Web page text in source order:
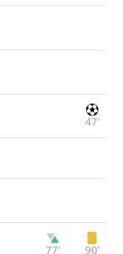
47‎’‎
77‎’‎ 90‎’‎